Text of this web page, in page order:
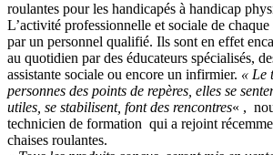
roulantes pour les handicapés à handicap
L’activité professionnelle et sociale de
par un personnel qualifié. Ils sont en effet
au quotidien par des éducateurs spécialisés,
assistante sociale ou encore un infirmier. « Le
personnes des points de repères, elles se
utiles, se stabilisent, font des rencontres« ,
technicien de formation qui a rejoint
chaises roulantes.